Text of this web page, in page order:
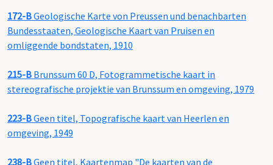
172-BGeologische Karte von Preussen und benachbarten
Bundesstaaten, Geologische Kaart van Pruisen en
omliggende bondstaten, 1910
215-B Brunssum 60 D, Fotogrammetische kaart in
stereografische projektie van Brunssum en omgeving, 1979
223-BGeen titel, Topografische kaart van Heerlen en
omgeving, 1949
238-BGeen titel, Kaartenmap "De kaarten van de